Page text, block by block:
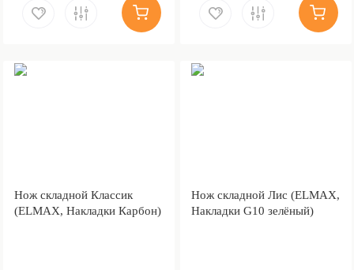
Нож складной Классик
(ELMAX, Накладки Карбон)
Нож складной Лис (ELMAX,
Накладки G10 зелёный)